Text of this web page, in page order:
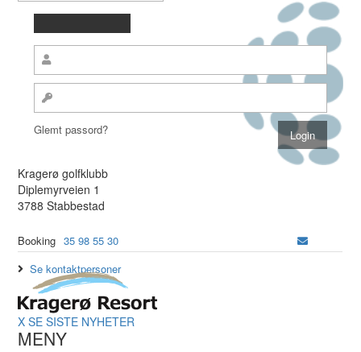
Glemt passord?
Kragerø golfklubb
Diplemyrveien 1
3788 Stabbestad
Booking 35 98 55 30
Se kontaktpersoner
X SE SISTE NYHETER
MENY